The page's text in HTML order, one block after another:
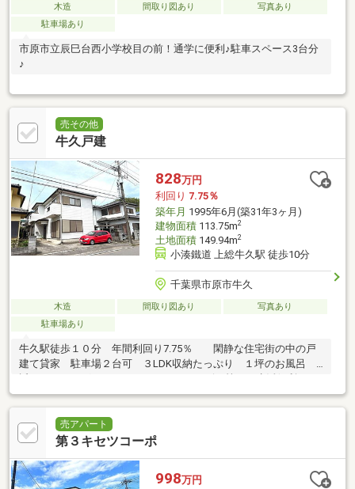
木造 間取り図あり
写真あり
駐車場あり
市原市立辰巳台西小学校目の前！通学に便利♪駐車スペース3台分
♪
売その他
牛久戸建
828万円
利回り 7.75％
築年月 1995年6月(築31年3ヶ月)
建物面積113.75m2
土地面積149.94m2
小湊鐵道 上総牛久駅 徒歩10分
千葉県市原市牛久
木造 間取り図あり
写真あり
駐車場あり
牛久駅徒歩１０分 年間利回り7.75％ 閑静な住宅街の中の戸
建て貸家 駐車場２台可 ３LDK収納たっぷり １坪のお風呂
売アパート
第３キセツコーポ
998万円